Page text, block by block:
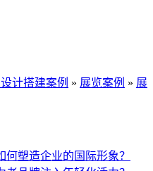
计搭建案例 » 展览案例 » 展
塑造企业的国际形象？